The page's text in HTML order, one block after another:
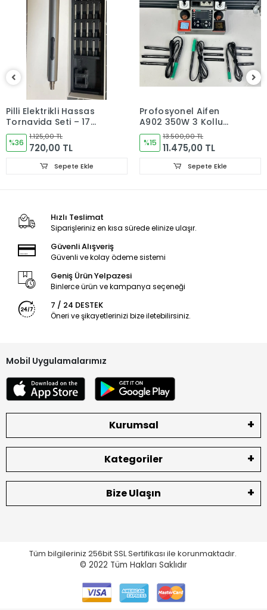
Pilli Elektrikli Hassas
Tornavida Seti – 17
Uçlu Manyetik
Tornavida
%36
1.125,00 TL
720,00 TL
Sepete Ekle
Profosyonel Aifen
A902 350W 3 Kollu
Akıllı Havya Lehim
İstasyonu (C-115/C-
210/C-245/C-470)X2
%15
13.500,00 TL
11.475,00 TL
Sepete Ekle
Hızlı Teslimat
Siparişleriniz en kısa sürede elinize ulaşır.
Güvenli Alışveriş
Güvenli ve kolay ödeme sistemi
Geniş Ürün Yelpazesi
Binlerce ürün ve kampanya seçeneği
7 / 24 DESTEK
Öneri ve şikayetlerinizi bize iletebilirsiniz.
Mobil Uygulamalarımız
Kurumsal
Kategoriler
Bize Ulaşın
Tüm bilgileriniz 256bit SSL Sertifikası ile korunmaktadır.
© 2022 Tüm Hakları Saklıdır